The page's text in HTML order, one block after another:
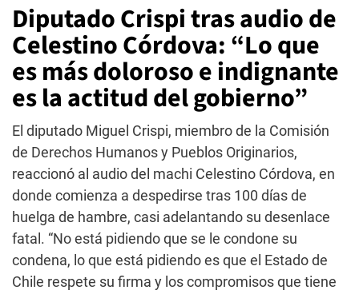
Diputado Crispi tras audio de
Celestino Córdova: “Lo que
es más doloroso e indignante
es la actitud del gobierno”
El diputado Miguel Crispi, miembro de la Comisión
de Derechos Humanos y Pueblos Originarios,
reaccionó al audio del machi Celestino Córdova, en
donde comienza a despedirse tras 100 días de
huelga de hambre, casi adelantando su desenlace
fatal. “No está pidiendo que se le condone su
condena, lo que está pidiendo es que el Estado de
Chile respete su firma y los compromisos que tiene